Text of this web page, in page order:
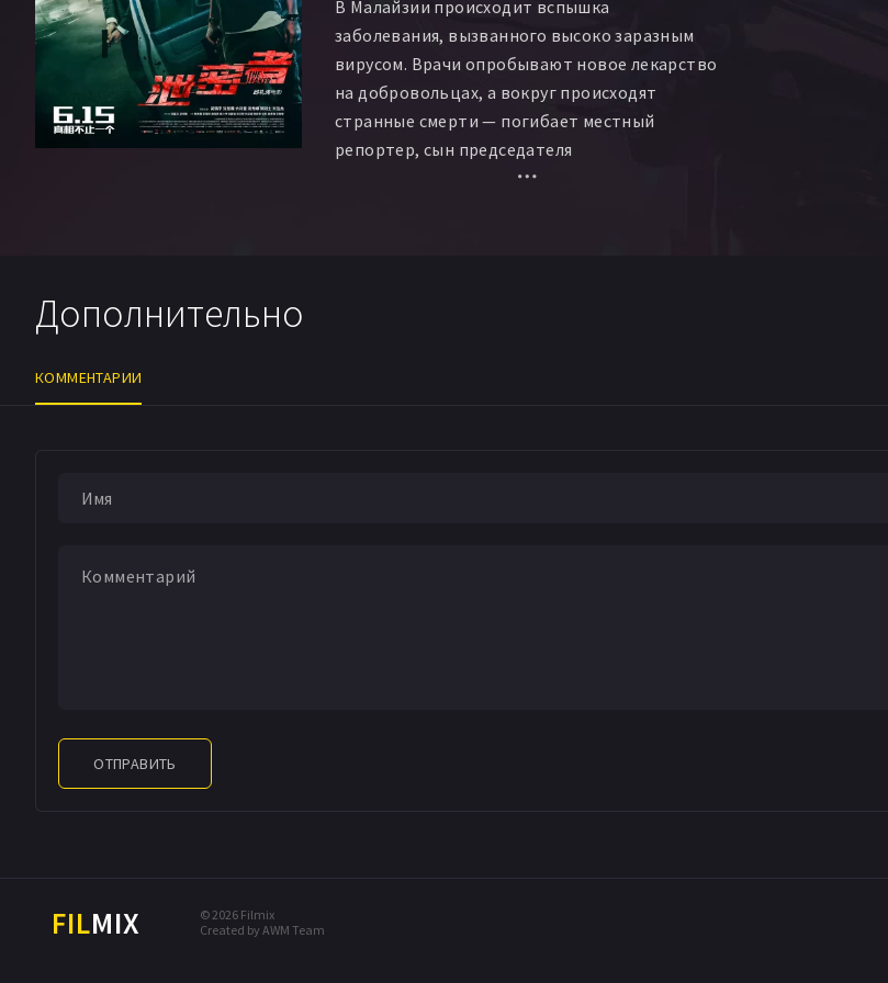
В Малайзии происходит вспышка
заболевания, вызванного высоко заразным
вирусом. Врачи опробывают новое лекарство
на добровольцах, а вокруг происходят
странные смерти — погибает местный
репортер, сын председателя
фармацевтической компании кончает с
Дополнительно
КОММЕНТАРИИ
ОТПРАВИТЬ
FILMIX
© 2026 Filmix
Created by AWM Team